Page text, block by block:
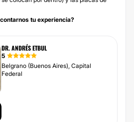
tu experiencia?
DR. ANDRÉS ETBUL
5
Belgrano (Buenos Aires), Capital
Federal